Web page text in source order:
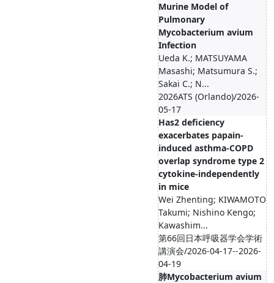
Murine Model of
Pulmonary
Mycobacterium avium
Infection
Ueda K.; MATSUYAMA
Masashi; Matsumura S.;
Sakai C.; N...
2026ATS (Orlando)/2026-
05-17
Has2 deficiency
exacerbates papain-
induced asthma-COPD
overlap syndrome type 2
cytokine-independently
in mice
Wei Zhenting; KIWAMOTO
Takumi; Nishino Kengo;
Kawashim...
第66回日本呼吸器学会学術
講演会/2026-04-17--2026-
04-19
肺Mycobacterium avium